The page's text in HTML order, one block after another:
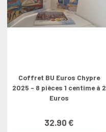
Coffret BU Euros Chypre
2025 - 8 pièces 1 centime à 2
Euros
32.90 €